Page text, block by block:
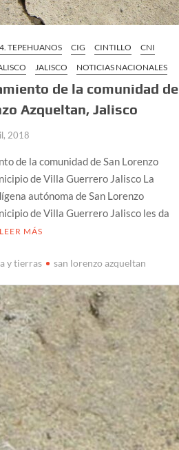
4. TEPEHUANOS CIG CINTILLO
CNI
JALISCO NOTICIAS NACIONALES
de la comunidad de
Azqueltan, Jalisco
2018
de la comunidad de San Lorenzo
de Villa Guerrero Jalisco La
autónoma de San Lorenzo
de Villa Guerrero Jalisco les da
LEER MÁS
y tierras san lorenzo azqueltan